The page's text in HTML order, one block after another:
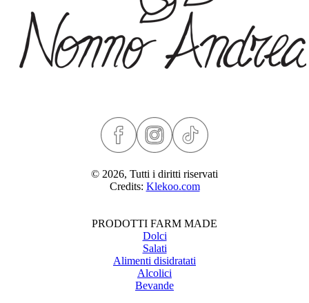
© 2026, Tutti i diritti riservati
Credits: Klekoo.com
PRODOTTI FARM MADE
Dolci
Salati
Alimenti disidratati
Alcolici
Bevande